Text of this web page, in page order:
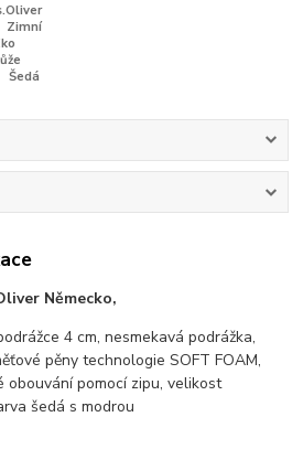
Zimní
Šedá
Německo,
4 cm, nesmekavá podrážka,
pěny technologie SOFT FOAM,
obouvání pomocí zipu, velikost
šedá s modrou